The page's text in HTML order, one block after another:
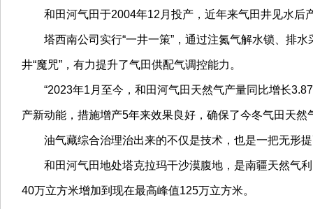
和田河气田于2004年12月投产，近年来气田井见水后
塔西南公司实行“一井一策”，通过注氮气解水锁、排水
井“魔咒”，有力提升了气田供配气调控能力。
“2023年1月至今，和田河气田天然气产量同比增长
产新动能，措施增产5年来效果良好，确保了今冬气田天然
油气藏综合治理治出来的不仅是技术，也是一把无形提
和田河气田地处塔克拉玛干沙漠腹地，是南疆天然气利
40万立方米增加到现在最高峰值125万立方米。